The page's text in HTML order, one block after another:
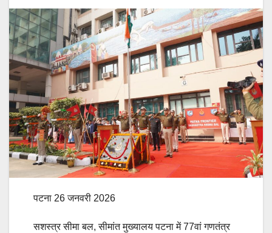
पटना 26 जनवरी 2026
सशस्त्र सीमा बल, सीमांत मुख्यालय पटना में 77वां गणतंत्र